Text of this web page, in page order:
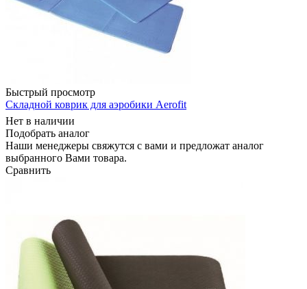
Быстрый просмотр
Складной коврик для аэробики Aerofit
Нет в наличии
Подобрать аналог
Наши менеджеры свяжутся с вами и предложат аналог
выбранного Вами товара.
Сравнить